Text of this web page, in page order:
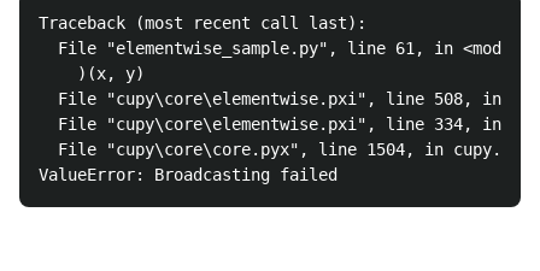
Traceback (most recent call last):
  File "elementwise_sample.py", line 61, in <module>
    )(x, y)
File "cupy\core\elementwise.pxi", line 508, in
File "cupy\core\elementwise.pxi", line 334, in
File "cupy\core\core.pyx", line 1504, in